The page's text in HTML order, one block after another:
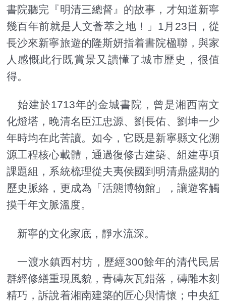
書院聽完『明清三總督』的故事，才知道新寧
幾百年前就是人文薈萃之地！」1月23日，從
長沙來新寧旅遊的隆斯妍指着書院楹聯，與家
人感慨此行既賞景又讀懂了城市歷史，很值
得。
始建於1713年的金城書院，曾是湘西南文
化燈塔，晚清名臣江忠源、劉長佑、劉坤一少
年時均在此苦讀。如今，它既是新寧縣文化溯
源工程核心載體，通過復修古建築、組建專項
課題組，系統梳理從夫夷侯國到明清鼎盛期的
歷史脈絡，更成為「活態博物館」，讓遊客觸
摸千年文脈溫度。
新寧的文化家底，靜水流深。
一渡水鎮西村坊，歷經300餘年的清代民居
群經修繕重現風貌，青磚灰瓦錯落，磚雕木刻
精巧，訴說着湘南建築的匠心與情懷；中央紅